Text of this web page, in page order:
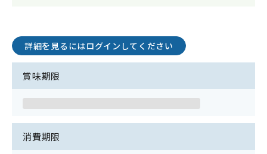
詳細を見るにはログインしてください
賞味期限
消費期限